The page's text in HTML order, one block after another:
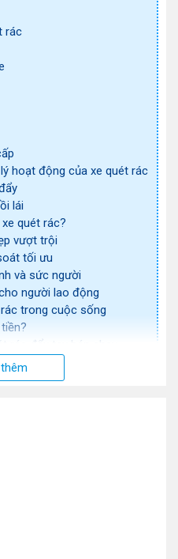
rác
hoạt động của xe quét rác
lái
quét rác?
vượt trội
tối ưu
và sức người
người lao động
trong cuộc sống
rác đẩy tay bán chạy
rác công nghiệp
quét rác tốt nhất hiện nay
uy tín- chất lượng?
dụng dùng để vệ sinh
lực. Vậy địa chỉ bán